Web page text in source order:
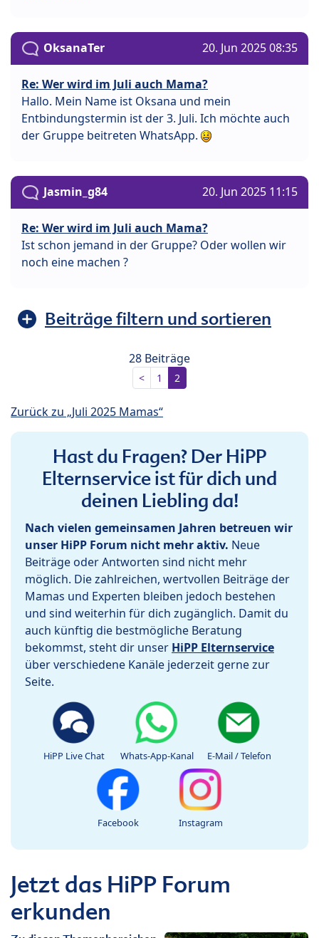
OksanaTer 20. Jun 2025 08:35
Re: Wer wird im Juli auch Mama?
Hallo. Mein Name ist Oksana und mein
Entbindungstermin ist der 3. Juli. Ich möchte auch
der Gruppe beitreten WhatsApp.
Jasmin_g84 20. Jun 2025 11:15
Re: Wer wird im Juli auch Mama?
Ist schon jemand in der Gruppe? Oder wollen wir
noch eine machen ?
Beiträge filtern und sortieren
28 Beiträge
< 1 2
Zurück zu „Juli 2025 Mamas“
Hast du Fragen? Der HiPP
Elternservice ist für dich und
deinen Liebling da!
Nach vielen gemeinsamen Jahren betreuen wir
unser HiPP Forum nicht mehr aktiv. Neue
Beiträge oder Antworten sind nicht mehr
möglich. Die zahlreichen, wertvollen Beiträge der
Mamas und Experten bleiben jedoch bestehen
und sind weiterhin für dich zugänglich. Damit du
auch künftig die bestmögliche Beratung
bekommst, steht dir unser HiPP Elternservice
über verschiedene Kanäle jederzeit gerne zur
Seite.
HiPP Live Chat Whats-App-Kanal E-Mail / Telefon
Facebook Instagram
Jetzt das HiPP Forum
erkunden